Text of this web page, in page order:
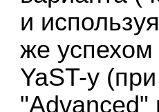
и
же успехом
YaST-у
"Advanced"